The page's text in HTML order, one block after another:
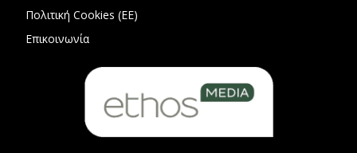
Πολιτική Cookies (ΕΕ)
Επικοινωνία